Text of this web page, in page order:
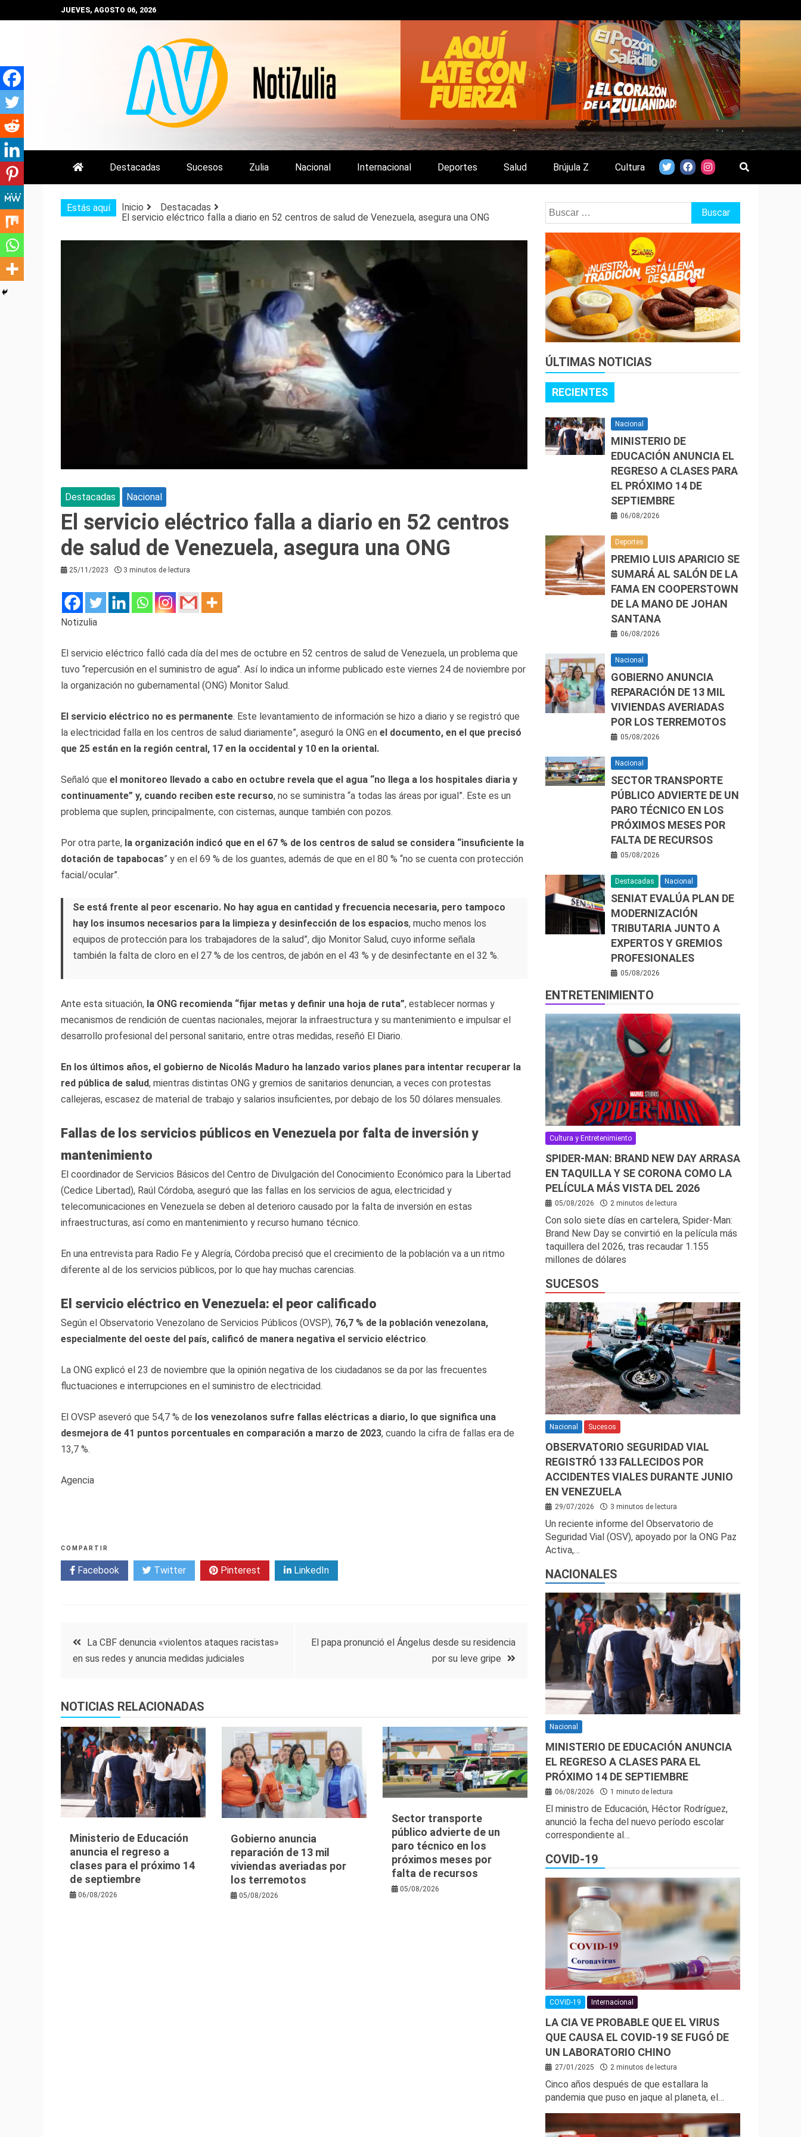
al
JUEVES, AGOSTO 06, 2026
NOTIZULIA
NOTICIAS DEL ZULIA, VENEZUELA Y DE INTERÉS GENERAL.
Destacadas Sucesos Zulia Nacional Internacional Deportes Salud Brújula Z Cultura
Estás aquí Inicio
Destacadas
El servicio eléctrico falla a diario en 52 centros de salud de Venezuela, asegura una ONG
Destacadas Nacional
El servicio eléctrico falla a diario en 52 centros
de salud de Venezuela, asegura una ONG
25/11/2023 3 minutos de lectura
Notizulia
El servicio eléctrico falló cada día del mes de octubre en 52 centros de salud de Venezuela, un problema que
tuvo “repercusión en el suministro de agua”. Así lo indica un informe publicado este viernes 24 de noviembre por
la organización no gubernamental (ONG) Monitor Salud.
El servicio eléctrico no es permanente. Este levantamiento de información se hizo a diario y se registró que
la electricidad falla en los centros de salud diariamente”, aseguró la ONG en el documento, en el que precisó
que 25 están en la región central, 17 en la occidental y 10 en la oriental.
Señaló que el monitoreo llevado a cabo en octubre revela que el agua “no llega a los hospitales diaria y
continuamente” y, cuando reciben este recurso, no se suministra “a todas las áreas por igual”. Este es un
problema que suplen, principalmente, con cisternas, aunque también con pozos.
Por otra parte, la organización indicó que en el 67 % de los centros de salud se considera “insuficiente la
dotación de tapabocas” y en el 69 % de los guantes, además de que en el 80 % “no se cuenta con protección
facial/ocular”.
Se está frente al peor escenario. No hay agua en cantidad y frecuencia necesaria, pero tampoco
hay los insumos necesarios para la limpieza y desinfección de los espacios, mucho menos los
equipos de protección para los trabajadores de la salud”, dijo Monitor Salud, cuyo informe señala
también la falta de cloro en el 27 % de los centros, de jabón en el 43 % y de desinfectante en el 32 %.
Ante esta situación, la ONG recomienda “fijar metas y definir una hoja de ruta”, establecer normas y
mecanismos de rendición de cuentas nacionales, mejorar la infraestructura y su mantenimiento e impulsar el
desarrollo profesional del personal sanitario, entre otras medidas, reseñó El Diario.
En los últimos años, el gobierno de Nicolás Maduro ha lanzado varios planes para intentar recuperar la
red pública de salud, mientras distintas ONG y gremios de sanitarios denuncian, a veces con protestas
callejeras, escasez de material de trabajo y salarios insuficientes, por debajo de los 50 dólares mensuales.
Fallas de los servicios públicos en Venezuela por falta de inversión y
mantenimiento
El coordinador de Servicios Básicos del Centro de Divulgación del Conocimiento Económico para la Libertad
(Cedice Libertad), Raúl Córdoba, aseguró que las fallas en los servicios de agua, electricidad y
telecomunicaciones en Venezuela se deben al deterioro causado por la falta de inversión en estas
infraestructuras, así como en mantenimiento y recurso humano técnico.
En una entrevista para Radio Fe y Alegría, Córdoba precisó que el crecimiento de la población va a un ritmo
diferente al de los servicios públicos, por lo que hay muchas carencias.
El servicio eléctrico en Venezuela: el peor calificado
Según el Observatorio Venezolano de Servicios Públicos (OVSP), 76,7 % de la población venezolana,
especialmente del oeste del país, calificó de manera negativa el servicio eléctrico.
La ONG explicó el 23 de noviembre que la opinión negativa de los ciudadanos se da por las frecuentes
fluctuaciones e interrupciones en el suministro de electricidad.
El OVSP aseveró que 54,7 % de los venezolanos sufre fallas eléctricas a diario, lo que significa una
desmejora de 41 puntos porcentuales en comparación a marzo de 2023, cuando la cifra de fallas era de
13,7 %.
Agencia
COMPARTIR
Facebook Twitter Pinterest LinkedIn
Navegación
entradas
La CBF denuncia «violentos ataques racistas»
en sus redes y anuncia medidas judiciales
El papa pronunció el Ángelus desde su residencia
por su leve gripe
NOTICIAS RELACIONADAS
Ministerio de Educación
anuncia el regreso a
clases para el próximo 14
de septiembre
06/08/2026
Gobierno anuncia
reparación de 13 mil
viviendas averiadas por
los terremotos
05/08/2026
Sector transporte
público advierte de un
paro técnico en los
próximos meses por
falta de recursos
05/08/2026
Buscar:
ÚLTIMAS NOTICIAS
RECIENTES
Nacional
MINISTERIO DE
EDUCACIÓN ANUNCIA EL
REGRESO A CLASES PARA
EL PRÓXIMO 14 DE
SEPTIEMBRE
06/08/2026
Deportes
PREMIO LUIS APARICIO SE
SUMARÁ AL SALÓN DE LA
FAMA EN COOPERSTOWN
DE LA MANO DE JOHAN
SANTANA
06/08/2026
Nacional
GOBIERNO ANUNCIA
REPARACIÓN DE 13 MIL
VIVIENDAS AVERIADAS
POR LOS TERREMOTOS
05/08/2026
Nacional
SECTOR TRANSPORTE
PÚBLICO ADVIERTE DE UN
PARO TÉCNICO EN LOS
PRÓXIMOS MESES POR
FALTA DE RECURSOS
05/08/2026
Destacadas Nacional
SENIAT EVALÚA PLAN DE
MODERNIZACIÓN
TRIBUTARIA JUNTO A
EXPERTOS Y GREMIOS
PROFESIONALES
05/08/2026
ENTRETENIMIENTO
Cultura y Entretenimiento
SPIDER-MAN: BRAND NEW DAY ARRASA
EN TAQUILLA Y SE CORONA COMO LA
PELÍCULA MÁS VISTA DEL 2026
05/08/2026 2 minutos de lectura
Con solo siete días en cartelera, Spider-Man:
Brand New Day se convirtió en la película más
taquillera del 2026, tras recaudar 1.155
millones de dólares
SUCESOS
Nacional Sucesos
OBSERVATORIO SEGURIDAD VIAL
REGISTRÓ 133 FALLECIDOS POR
ACCIDENTES VIALES DURANTE JUNIO
EN VENEZUELA
29/07/2026 3 minutos de lectura
Un reciente informe del Observatorio de
Seguridad Vial (OSV), apoyado por la ONG Paz
Activa,…
NACIONALES
Nacional
MINISTERIO DE EDUCACIÓN ANUNCIA
EL REGRESO A CLASES PARA EL
PRÓXIMO 14 DE SEPTIEMBRE
06/08/2026 1 minuto de lectura
El ministro de Educación, Héctor Rodríguez,
anunció la fecha del nuevo período escolar
correspondiente al…
COVID-19
COVID-19 Internacional
LA CIA VE PROBABLE QUE EL VIRUS
QUE CAUSA EL COVID-19 SE FUGÓ DE
UN LABORATORIO CHINO
27/01/2025 2 minutos de lectura
Cinco años después de que estallara la
pandemia que puso en jaque al planeta, el…